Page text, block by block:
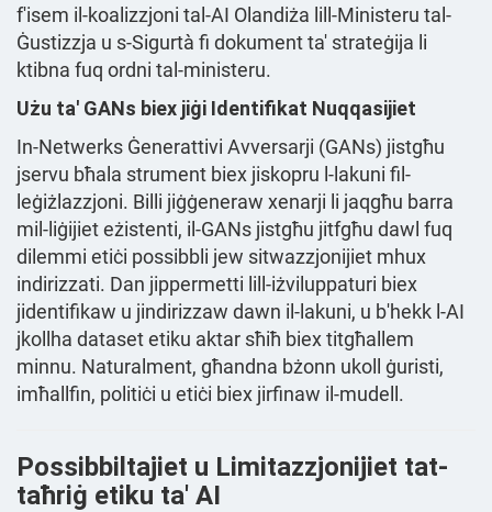
f'isem il-koalizzjoni tal-AI Olandiża lill-Ministeru tal-
Ġustizzja u s-Sigurtà fi dokument ta' strateġija li
ktibna fuq ordni tal-ministeru.
Użu ta' GANs biex jiġi Identifikat Nuqqasijiet
In-Netwerks Ġenerattivi Avversarji (GANs) jistgħu
jservu bħala strument biex jiskopru l-lakuni fil-
leġiżlazzjoni. Billi jiġġeneraw xenarji li jaqgħu barra
mil-liġijiet eżistenti, il-GANs jistgħu jitfgħu dawl fuq
dilemmi etiċi possibbli jew sitwazzjonijiet mhux
indirizzati. Dan jippermetti lill-iżviluppaturi biex
jidentifikaw u jindirizzaw dawn il-lakuni, u b'hekk l-AI
jkollha dataset etiku aktar sħiħ biex titgħallem
minnu. Naturalment, għandna bżonn ukoll ġuristi,
imħallfin, politiċi u etiċi biex jirfinaw il-mudell.
Possibbiltajiet u Limitazzjonijiet tat-
taħriġ etiku ta' AI